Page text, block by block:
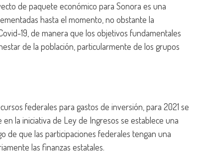
de paquete económico para Sonora es una
hasta el momento, no obstante la
19, de manera que los objetivos fundamentales
de la población, particularmente de los grupos
federales para gastos de inversión, para 2021 se
la iniciativa de Ley de Ingresos se establece una
de que las participaciones federales tengan una
las finanzas estatales.